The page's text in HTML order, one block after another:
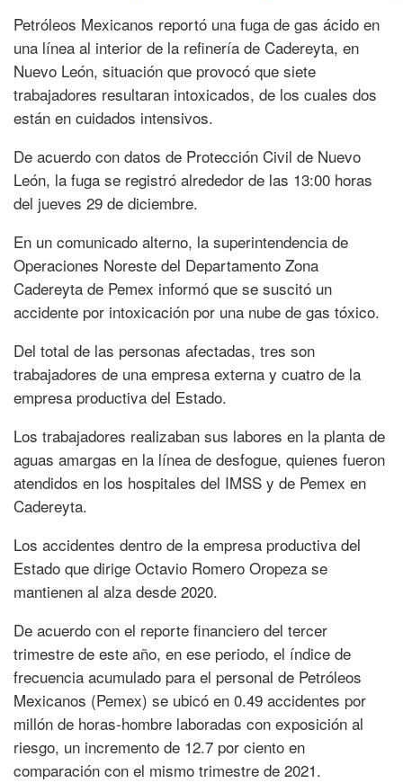
Petróleos Mexicanos reportó una fuga de gas ácido en
una línea al interior de la refinería de Cadereyta, en
Nuevo León, situación que provocó que siete
trabajadores resultaran intoxicados, de los cuales dos
están en cuidados intensivos.
De acuerdo con datos de Protección Civil de Nuevo
León, la fuga se registró alrededor de las 13:00 horas
del jueves 29 de diciembre.
En un comunicado alterno, la superintendencia de
Operaciones Noreste del Departamento Zona
Cadereyta de Pemex informó que se suscitó un
accidente por intoxicación por una nube de gas tóxico.
Del total de las personas afectadas, tres son
trabajadores de una empresa externa y cuatro de la
empresa productiva del Estado.
Los trabajadores realizaban sus labores en la planta de
aguas amargas en la línea de desfogue, quienes fueron
atendidos en los hospitales del IMSS y de Pemex en
Cadereyta.
Los accidentes dentro de la empresa productiva del
Estado que dirige Octavio Romero Oropeza se
mantienen al alza desde 2020.
De acuerdo con el reporte financiero del tercer
trimestre de este año, en ese periodo, el índice de
frecuencia acumulado para el personal de Petróleos
Mexicanos (Pemex) se ubicó en 0.49 accidentes por
millón de horas-hombre laboradas con exposición al
riesgo, un incremento de 12.7 por ciento en
comparación con el mismo trimestre de 2021.